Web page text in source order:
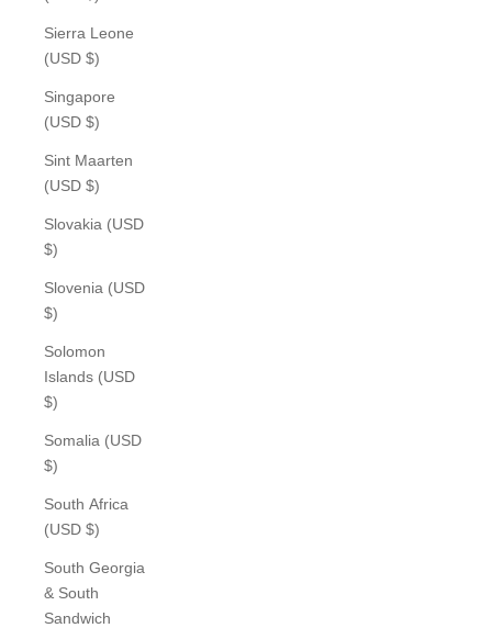
Sierra Leone
(USD $)
Singapore
(USD $)
Sint Maarten
(USD $)
Slovakia (USD
$)
Slovenia (USD
$)
Solomon
Islands (USD
$)
Somalia (USD
$)
South Africa
(USD $)
South Georgia
& South
Sandwich